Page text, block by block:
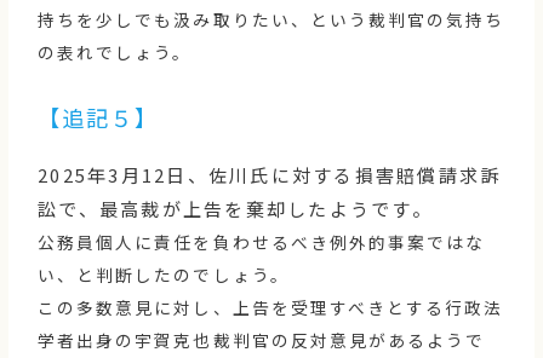
持ちを少しでも汲み取りたい、という裁判官の気持ち
の表れでしょう。
【追記５】
2025年3月12日、佐川氏に対する損害賠償請求訴
訟で、最高裁が上告を棄却したようです。
公務員個人に責任を負わせるべき例外的事案ではな
い、と判断したのでしょう。
この多数意見に対し、上告を受理すべきとする行政法
学者出身の宇賀克也裁判官の反対意見があるようで